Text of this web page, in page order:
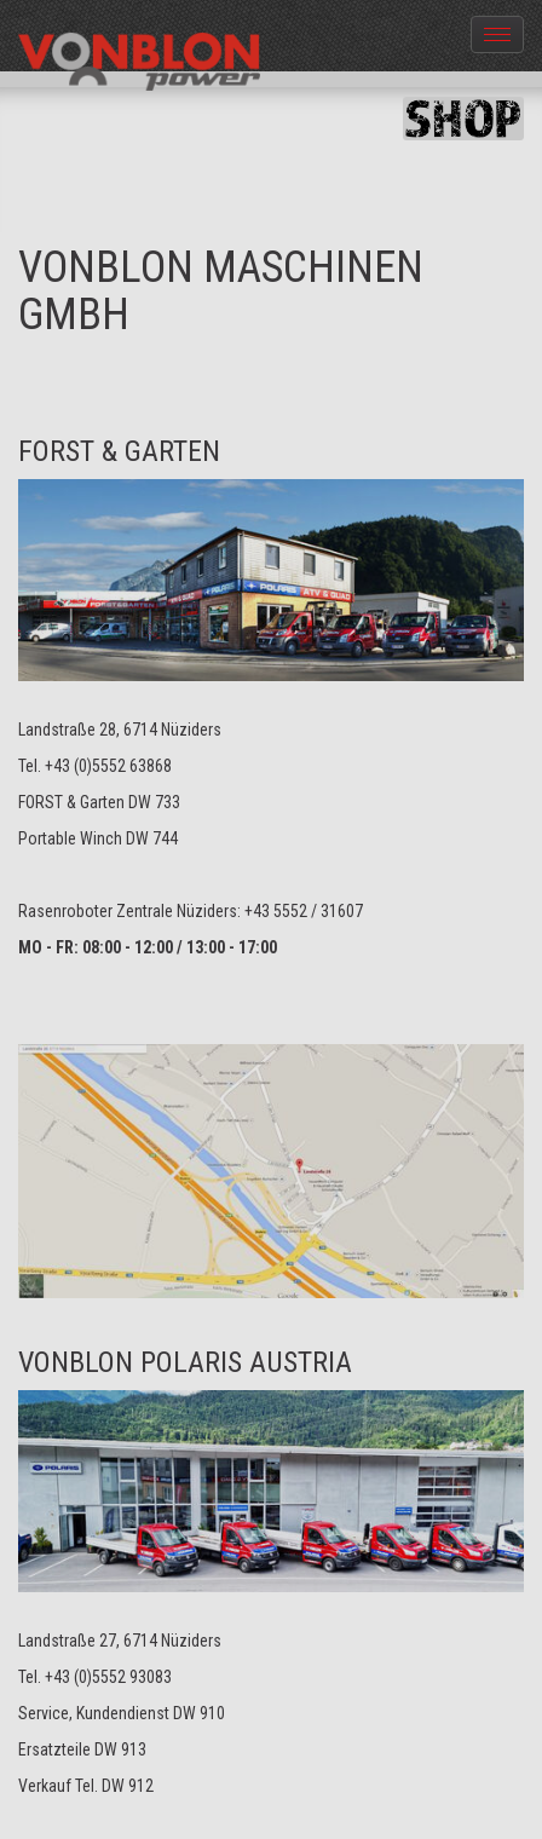
Menü
aus-
VONBLON MASCHINEN
GMBH
FORST & GARTEN
Landstraße 28, 6714 Nüziders
Tel. +43 (0)5552 63868
FORST & Garten DW 733
Portable Winch DW 744
Rasenroboter Zentrale Nüziders: +43 5552 / 31607
MO - FR: 08:00 - 12:00 / 13:00 - 17:00
VONBLON POLARIS AUSTRIA
Landstraße 27, 6714 Nüziders
Tel. +43 (0)5552 93083
Service, Kundendienst DW 910
Ersatzteile DW 913
Verkauf Tel. DW 912